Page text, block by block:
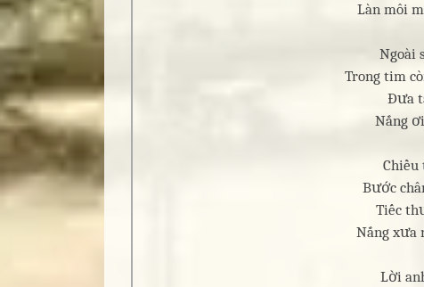
Làn môi
Ngoài
Trong tim
Đưa
Nắng
Chiều
Bước
Tiếc
Nắng xưa
Lời